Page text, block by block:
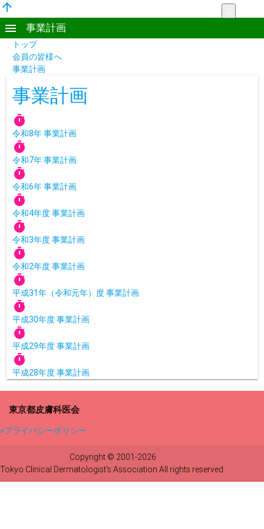
arrow_upward
menu
事業計画
トップ
会員の皆様へ
事業計画
事業計画
timer
令和8年 事業計画
timer
令和7年 事業計画
timer
令和6年 事業計画
timer
令和4年度 事業計画
timer
令和3年度 事業計画
timer
令和2年度 事業計画
timer
平成31年（令和元年）度 事業計画
timer
平成30年度 事業計画
timer
平成29年度 事業計画
timer
平成28年度 事業計画
東京都皮膚科医会
»プライバシーポリシー
Copyright © 2001-2026
Tokyo Clinical Dermatologist's Association All rights reserved.